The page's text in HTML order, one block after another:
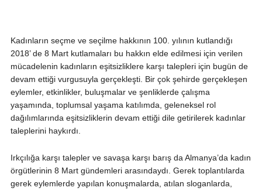
Kadınların seçme ve seçilme hakkının 100. yılının kutlandığı
2018’ de 8 Mart kutlamaları bu hakkın elde edilmesi için verilen
mücadelenin kadınların eşitsizliklere karşı talepleri için bugün de
devam ettiği vurgusuyla gerçekleşti. Bir çok şehirde gerçekleşen
eylemler, etkinlikler, buluşmalar ve şenliklerde çalışma
yaşamında, toplumsal yaşama katılımda, geleneksel rol
dağılımlarında eşitsizliklerin devam ettiği dile getirilerek kadınlar
taleplerini haykırdı.
Irkçılığa karşı talepler ve savaşa karşı barış da Almanya’da kadın
örgütlerinin 8 Mart gündemleri arasındaydı. Gerek toplantılarda
gerek eylemlerde yapılan konuşmalarda, atılan sloganlarda,